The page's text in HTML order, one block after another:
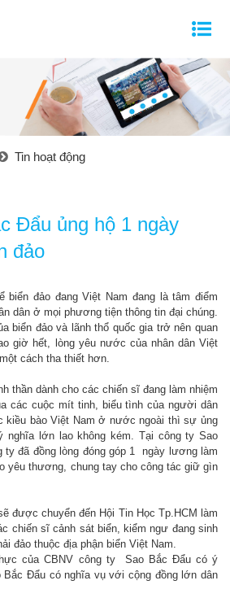
Tin hoạt động
Đẩu ủng hộ 1 ngày
đảo
biển đảo đang Việt Nam đang là tâm điểm
dân ở mọi phương tiện thông tin đại chúng.
biển đảo và lãnh thổ quốc gia trở nên quan
giờ hết, lòng yêu nước của nhân dân Việt
cách tha thiết hơn.
thần dành cho các chiến sĩ đang làm nhiệm
các cuộc mít tinh, biểu tình của người dân
kiều bào Việt Nam ở nước ngoài thì sự ủng
nghĩa lớn lao không kém. Tại công ty Sao
ty đã đồng lòng đóng góp 1 ngày lương làm
yêu thương, chung tay cho công tác giữ gìn
được chuyển đến Hội Tin Học Tp.HCM làm
chiến sĩ cảnh sát biển, kiểm ngư đang sinh
đảo thuộc địa phận biển Việt Nam.
của CBNV công ty Sao Bắc Đẩu có ý
Bắc Đẩu có nghĩa vụ với cộng đồng lớn dân